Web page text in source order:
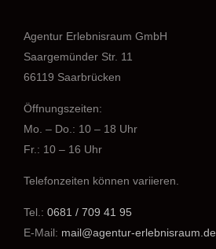
Agentur Erlebnisraum GmbH
Saargemünder Str. 11
66119 Saarbrücken
Öffnungszeiten:
Mo. – Do.: 10 – 18 Uhr
Fr.: 10 – 16 Uhr
Telefonzeiten können variieren.
Tel.: 0681 / 709 41 95
E-Mail: mail@agentur-erlebnisraum.de